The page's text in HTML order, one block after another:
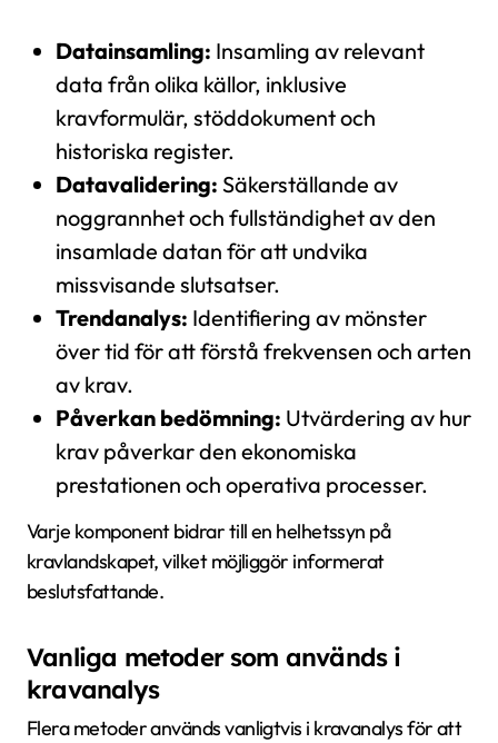
Datainsamling: Insamling av relevant
data från olika källor, inklusive
kravformulär, stöddokument och
historiska register.
Datavalidering: Säkerställande av
noggrannhet och fullständighet av den
insamlade datan för att undvika
missvisande slutsatser.
Trendanalys: Identifiering av mönster
över tid för att förstå frekvensen och arten
av krav.
Påverkan bedömning: Utvärdering av hur
krav påverkar den ekonomiska
prestationen och operativa processer.
Varje komponent bidrar till en helhetssyn på
kravlandskapet, vilket möjliggör informerat
beslutsfattande.
Vanliga metoder som används i
kravanalys
Flera metoder används vanligtvis i kravanalys för att